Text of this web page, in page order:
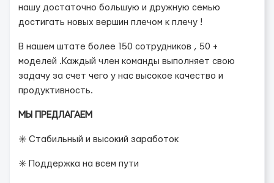
нашу достаточно большую и дружную семью
достигать новых вершин плечом к плечу !
В нашем штате более 150 сотрудников , 50 +
моделей .Каждый член команды выполняет свою
задачу за счет чего у нас высокое качество и
продуктивность.
МЫ ПРЕДЛАГАЕМ
✳️ Стабильный и высокий заработок
✳️ Поддержка на всем пути